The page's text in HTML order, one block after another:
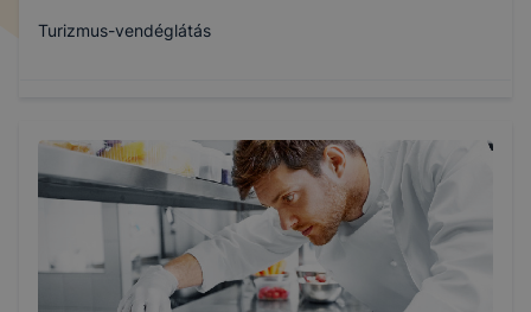
Turizmus-vendéglátás
510132306
Képzés időtartama
1 év